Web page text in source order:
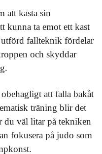
att kasta sin
kunna ta emot ett kast
fallteknik fördelar
och skyddar
att falla bakåt
träning blir det
du väl litar på tekniken
fokusera på judo som